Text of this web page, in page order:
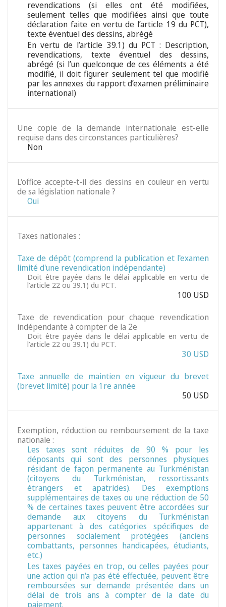
revendications (si elles ont été modifiées,
seulement telles que modifiées ainsi que toute
déclaration faite en vertu de l’article 19 du PCT),
texte éventuel des dessins, abrégé
En vertu de l’article 39.1) du PCT : Description,
revendications, texte éventuel des dessins,
abrégé (si l’un quelconque de ces éléments a été
modifié, il doit figurer seulement tel que modifié
par les annexes du rapport d’examen préliminaire
international)
Une copie de la demande internationale est-elle
requise dans des circonstances particulières?
Non
L'office accepte-t-il des dessins en couleur en vertu
de sa législation nationale ?
Oui
Taxes nationales :
Taxe de dépôt (comprend la publication et l'examen
limité d'une revendication indépendante)
Doit être payée dans le délai applicable en vertu de
l’article 22 ou 39.1) du PCT.
100 USD
Taxe de revendication pour chaque revendication
indépendante à compter de la 2e
Doit être payée dans le délai applicable en vertu de
l’article 22 ou 39.1) du PCT.
30 USD
Taxe annuelle de maintien en vigueur du brevet
(brevet limité) pour la 1re année
50 USD
Exemption, réduction ou remboursement de la taxe
nationale :
Les taxes sont réduites de 90 % pour les
déposants qui sont des personnes physiques
résidant de façon permanente au Turkménistan
(citoyens du Turkménistan, ressortissants
étrangers et apatrides). Des exemptions
supplémentaires de taxes ou une réduction de 50
% de certaines taxes peuvent être accordées sur
demande aux citoyens du Turkménistan
appartenant à des catégories spécifiques de
personnes socialement protégées (anciens
combattants, personnes handicapées, étudiants,
etc.)
Les taxes payées en trop, ou celles payées pour
une action qui n'a pas été effectuée, peuvent être
remboursées sur demande présentée dans un
délai de trois ans à compter de la date du
paiement.